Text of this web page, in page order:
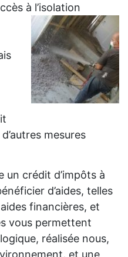
à l’isolation
mesures
un crédit d’impôts à
d’aides, telles
financières, et
vous permettent
réalisée nous,
et une